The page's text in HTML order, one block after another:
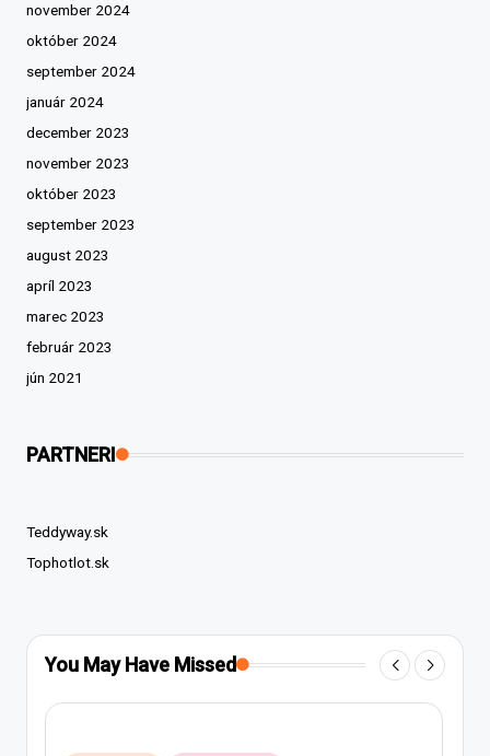
november 2024
október 2024
september 2024
január 2024
december 2023
november 2023
október 2023
september 2023
august 2023
apríl 2023
marec 2023
február 2023
jún 2021
PARTNERI
Teddyway.sk
Tophotlot.sk
You May Have Missed